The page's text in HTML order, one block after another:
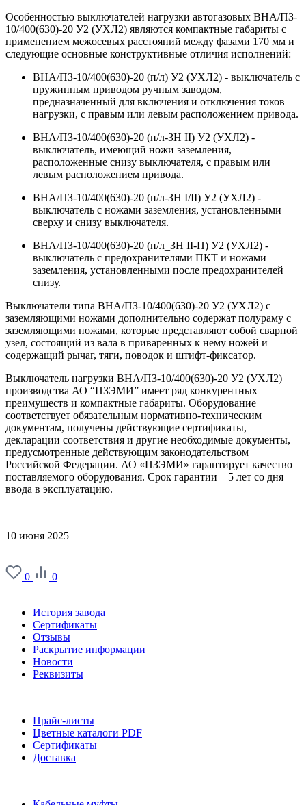
Особенностью выключателей нагрузки автогазовых ВНА/ПЗ-
10/400(630)-20 У2 (УХЛ2) являются компактные габариты с
применением межосевых расстояний между фазами 170 мм и
следующие основные конструктивные отличия исполнений:
ВНА/ПЗ-10/400(630)-20 (п/л) У2 (УХЛ2) - выключатель с
пружинным приводом ручным заводом,
предназначенный для включения и отключения токов
нагрузки, с правым или левым расположением привода.
BHА/ПЗ-10/400(630)-20 (п/л-ЗН II) У2 (УХЛ2) -
выключатель, имеющий ножи заземления,
расположенные снизу выключателя, с правым или
левым расположением привода.
ВНА/ПЗ-10/400(630)-20 (п/л-ЗН I/II) У2 (УХЛ2) -
выключатель с ножами заземления, установленными
сверху и снизу выключателя.
ВНА/ПЗ-10/400(630)-20 (п/л_ЗН II-П) У2 (УХЛ2) -
выключатель с предохранителями ПКТ и ножами
заземления, установленными после предохранителей
снизу.
Выключатели типа ВНА/ПЗ-10/400(630)-20 У2 (УХЛ2) с
заземляющими ножами дополнительно содержат полураму с
заземляющими ножами, которые представляют собой сварной
узел, состоящий из вала в приваренных к нему ножей и
содержащий рычаг, тяги, поводок и штифт-фиксатор.
Выключатель нагрузки ВНА/ПЗ-10/400(630)-20 У2 (УХЛ2)
производства АО “ПЗЭМИ” имеет ряд конкурентных
преимуществ и компактные габариты. Оборудование
соответствует обязательным нормативно-техническим
документам, получены действующие сертификаты,
декларации соответствия и другие необходимые документы,
предусмотренные действующим законодательством
Российской Федерации. АО «ПЗЭМИ» гарантирует качество
поставляемого оборудования. Срок гарантии – 5 лет со дня
ввода в эксплуатацию.
10 июня 2025
0
0
История завода
Сертификаты
Отзывы
Раскрытие информации
Новости
Реквизиты
Прайс-листы
Цветные каталоги PDF
Сертификаты
Доставка